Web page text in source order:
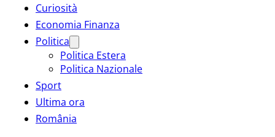
Curiosità
Economia Finanza
Politica
Politica Estera
Politica Nazionale
Sport
Ultima ora
România